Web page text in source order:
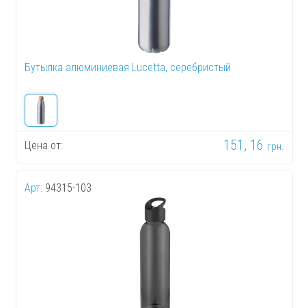
Бутылка алюминиевая Lucetta, серебристый
Цена от: 151, 16 грн.
Арт: 94315-103